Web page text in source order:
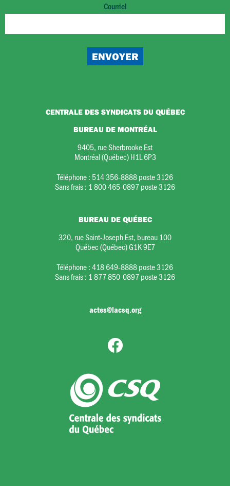
Courriel
CENTRALE DES SYNDICATS DU QUÉBEC
BUREAU DE MONTRÉAL
9405, rue Sherbrooke Est
Montréal (Québec) H1L 6P3
Téléphone : 514 356-8888 poste 3126
Sans frais : 1 800 465-0897 poste 3126
BUREAU DE QUÉBEC
320, rue Saint-Joseph Est, bureau 100
Québec (Québec) G1K 9E7
Téléphone :418 649-8888 poste 3126
Sans frais : 1 877 850-0897 poste 3126
actes@lacsq.org